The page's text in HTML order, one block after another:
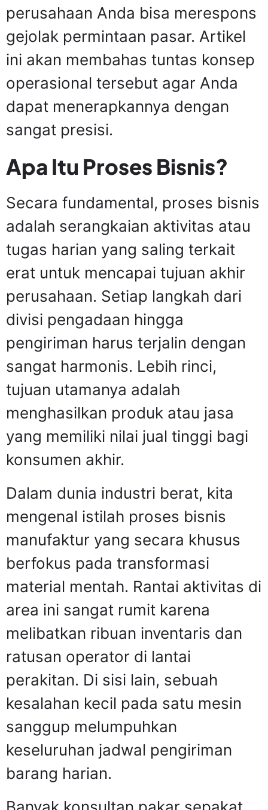
perusahaan Anda bisa merespons
gejolak permintaan pasar. Artikel
ini akan membahas tuntas konsep
operasional tersebut agar Anda
dapat menerapkannya dengan
sangat presisi.
Apa Itu Proses Bisnis?
Secara fundamental, proses bisnis
adalah serangkaian aktivitas atau
tugas harian yang saling terkait
erat untuk mencapai tujuan akhir
perusahaan. Setiap langkah dari
divisi pengadaan hingga
pengiriman harus terjalin dengan
sangat harmonis. Lebih rinci,
tujuan utamanya adalah
menghasilkan produk atau jasa
yang memiliki nilai jual tinggi bagi
konsumen akhir.
Dalam dunia industri berat, kita
mengenal istilah proses bisnis
manufaktur yang secara khusus
berfokus pada transformasi
material mentah. Rantai aktivitas di
area ini sangat rumit karena
melibatkan ribuan inventaris dan
ratusan operator di lantai
perakitan. Di sisi lain, sebuah
kesalahan kecil pada satu mesin
sanggup melumpuhkan
keseluruhan jadwal pengiriman
barang harian.